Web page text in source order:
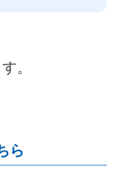
。
ら